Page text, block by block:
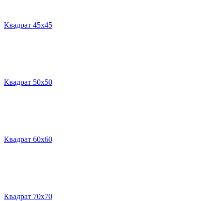
Квадрат 45х45
Квадрат 50х50
Квадрат 60х60
Квадрат 70х70